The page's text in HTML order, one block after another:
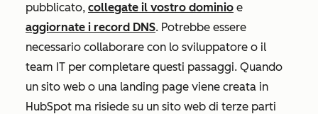
pubblicato, collegate il vostro dominio e
aggiornate i record DNS. Potrebbe essere
necessario collaborare con lo sviluppatore o il
team IT per completare questi passaggi. Quando
un sito web o una landing page viene creata in
HubSpot ma risiede su un sito web di terze parti